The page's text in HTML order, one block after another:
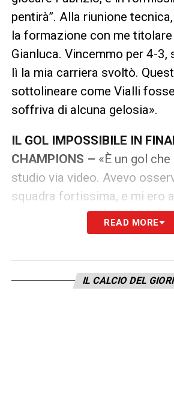
pentirà”. Alla riunione
la formazione con me
Gianluca. Vincemmo per 4-3,
lì la mia carriera svoltò.
sottolineare come Vialli
soffriva di alcuna gelosia».
IL GOL IMPOSSIBILE IN
CHAMPIONS – «È un gol
studio via video. Avevo
squadra fortissima, e mi ero
volte i loro difensori
quasi sbeffeggiavano gli
i saccenti e si prendevano
questa palla alta e mi infilai
READ MORE
IL CALCIO DEL